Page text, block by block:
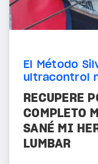
El Método
ultracontrol
RECUPERE
COMPLETO
SANÉ MI
LUMBAR